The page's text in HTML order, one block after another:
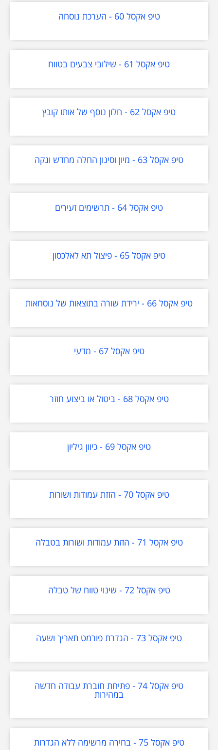
טיפ אקסל 60 - הערכת נוסחה
טיפ אקסל 61 - שילובי צבעים בטווח
טיפ אקסל 62 - חלון נוסף של אותו קובץ
טיפ אקסל 63 - מיון וסינון החלה מחדש ונקה
‏‏‏‏‏‏‏‏טיפ אקסל 64 - תרשימים זעירים
טיפ אקסל 65 - פיצול תא לאלכסון
טיפ אקסל 66 - ירידת שורה בתוצאות של נוסחאות
טיפ אקסל 67 - מדעי
טיפ אקסל 68 - ביטול או ביצוע חוזר
טיפ אקסל 69 - כיוון גיליון
טיפ אקסל 70 - הזזת עמודות ושורות
טיפ אקסל 71 - הזזת עמודות ושורות בטבלה
טיפ אקסל 72 - שינוי טווח של טבלה
טיפ אקסל 73 - הגדרת פורמט תאריך ושעה
טיפ אקסל 74 - פתיחת חוברת עבודה חדשה
במהירות
טיפ אקסל 75 - בחירה מרשימה ללא הגדרות